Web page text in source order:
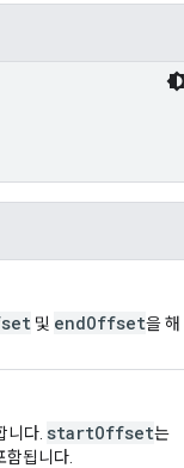
및 endOffset을 해
니다. startOffset는
됩니다.